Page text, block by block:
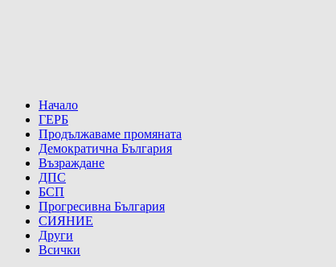
Начало
ГЕРБ
Продължаваме промяната
Демократична България
Възраждане
ДПС
БСП
Прогресивна България
СИЯНИЕ
Други
Всички